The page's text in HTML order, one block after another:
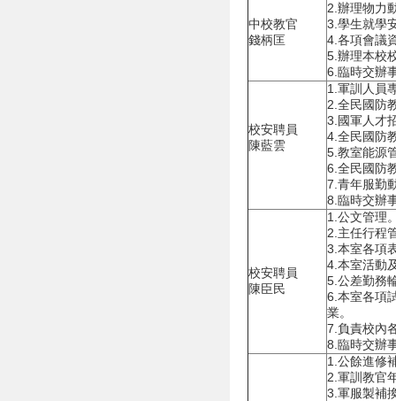
中校教官
錢柄匡
2.辦理物力
3.學生就學
4.各項會議
5.辦理本校
6.臨時交辦
校安聘員
陳藍雲
1.軍訓人員
2.全民國防
3.國軍人才
4.全民國防
5.教室能源
6.全民國防
7.青年服勤
8.臨時交辦
校安聘員
陳臣民
1.公文管理
2.主任行程
3.本室各項
4.本室活動
5.公差勤務
6.本室各項
業。
7.負責校內
8.臨時交辦
1.公餘進修
2.軍訓教官
3.軍服製補